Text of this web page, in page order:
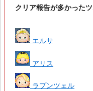
クリア報告が多かった
エルサ
アリス
ラプンツェル